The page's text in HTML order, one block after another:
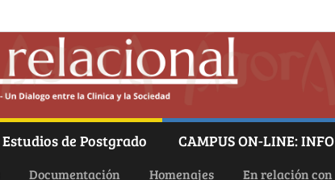
Estudios de Postgrado CAMPUS ON-LINE: INFO
Documentación Homenajes En relación con